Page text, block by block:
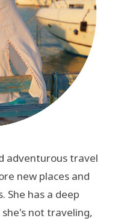
adventurous travel
new places and
She has a deep
not traveling,